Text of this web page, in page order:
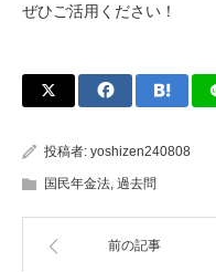
ぜひご活用ください！
投稿者: yoshizen240808
国民年金法 過去問
前の記事